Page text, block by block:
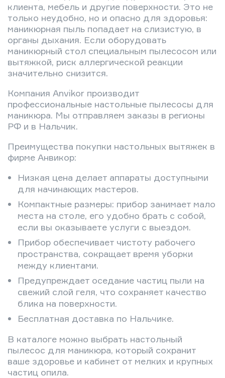
клиента, мебель и другие поверхности. Это не
только неудобно, но и опасно для здоровья:
маникюрная пыль попадает на слизистую, в
органы дыхания. Если оборудовать
маникюрный стол специальным пылесосом или
вытяжкой, риск аллергической реакции
значительно снизится.
Компания Anvikor производит
профессиональные настольные пылесосы для
маникюра. Мы отправляем заказы в регионы
РФ и в Нальчик.
Преимущества покупки настольных вытяжек в
фирме Анвикор:
Низкая цена делает аппараты доступными
для начинающих мастеров.
Компактные размеры: прибор занимает мало
места на столе, его удобно брать с собой,
если вы оказываете услуги с выездом.
Прибор обеспечивает чистоту рабочего
пространства, сокращает время уборки
между клиентами.
Предупреждает оседание частиц пыли на
свежий слой геля, что сохраняет качество
блика на поверхности.
Бесплатная доставка по Нальчике.
В каталоге можно выбрать настольный
пылесос для маникюра, который сохранит
ваше здоровье и кабинет от мелких и крупных
частиц опила.